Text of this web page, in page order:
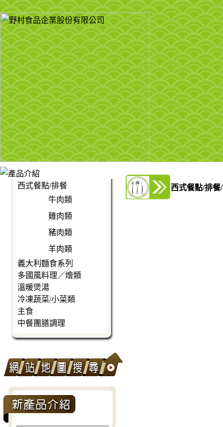
西式餐點/排餐
牛肉類
雞肉類
豬肉類
羊肉類
義大利麵食系列
多國風料理／燴類
溫暖煲湯
冷凍蔬菜/小菜類
主食
中餐團膳調理
西式餐點/排餐/